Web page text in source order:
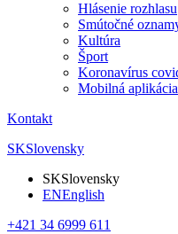
Hlásenie rozhlasu
Smútočné
Kultúra
Šport
Koronavírus
Mobilná aplikácia
Kontakt
SKSlovensky
SKSlovensky
ENEnglish
+421 34 6999 611